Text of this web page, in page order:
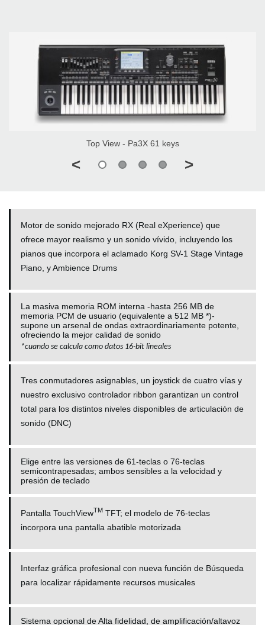
Top View - Pa3X 61 keys
< >
Motor de sonido mejorado RX (Real eXperience) que
ofrece mayor realismo y un sonido vívido, incluyendo los
pianos que incorpora el aclamado Korg SV-1 Stage Vintage
Piano, y Ambience Drums
La masiva memoria ROM interna -hasta 256 MB de
memoria PCM de usuario (equivalente a 512 MB *)-
supone un arsenal de ondas extraordinariamente potente,
ofreciendo la mejor calidad de sonido
*cuando se calcula como datos 16-bit lineales
Tres conmutadores asignables, un joystick de cuatro vías y
nuestro exclusivo controlador ribbon garantizan un control
total para los distintos niveles disponibles de articulación de
sonido (DNC)
Elige entre las versiones de 61-teclas o 76-teclas
semicontrapesadas; ambos sensibles a la velocidad y
presión de teclado
Pantalla TouchViewTM TFT; el modelo de 76-teclas
incorpora una pantalla abatible motorizada
Interfaz gráfica profesional con nueva función de Búsqueda
para localizar rápidamente recursos musicales
Sistema opcional de Alta fidelidad, de amplificación/altavoz